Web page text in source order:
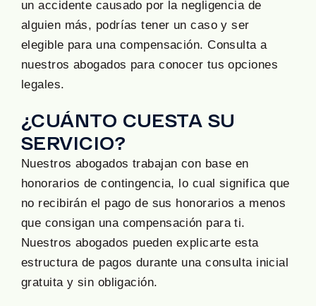
un accidente causado por la negligencia de
alguien más, podrías tener un caso y ser
elegible para una compensación. Consulta a
nuestros abogados para conocer tus opciones
legales.
¿CUÁNTO CUESTA SU
SERVICIO?
Nuestros abogados trabajan con base en
honorarios de contingencia, lo cual significa que
no recibirán el pago de sus honorarios a menos
que consigan una compensación para ti.
Nuestros abogados pueden explicarte esta
estructura de pagos durante una consulta inicial
gratuita y sin obligación.